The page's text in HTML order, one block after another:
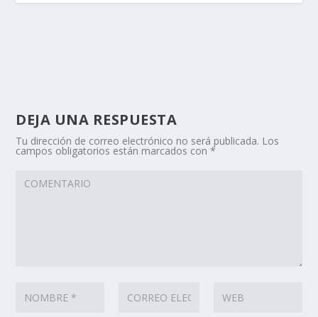
DEJA UNA RESPUESTA
Tu dirección de correo electrónico no será publicada. Los
campos obligatorios están marcados con*